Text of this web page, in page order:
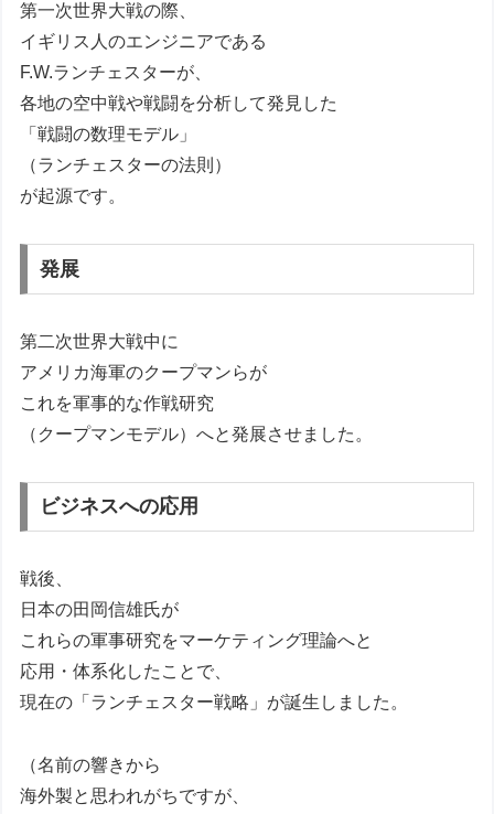
第一次世界大戦の際、
イギリス人のエンジニアである
F.W.ランチェスターが、
各地の空中戦や戦闘を分析して発見した
「戦闘の数理モデル」
（ランチェスターの法則）
が起源です。
発展
第二次世界大戦中に
アメリカ海軍のクープマンらが
これを軍事的な作戦研究
（クープマンモデル）へと発展させました。
ビジネスへの応用
戦後、
日本の田岡信雄氏が
これらの軍事研究をマーケティング理論へと
応用・体系化したことで、
現在の「ランチェスター戦略」が誕生しました。
（名前の響きから
海外製と思われがちですが、